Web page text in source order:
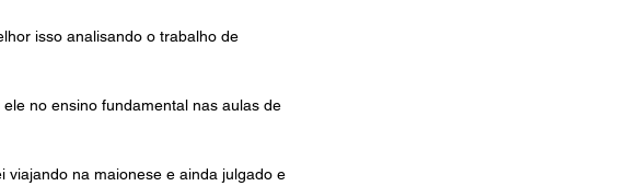
isso analisando o trabalho de
no ensino fundamental nas aulas de
viajando na maionese e ainda julgado e